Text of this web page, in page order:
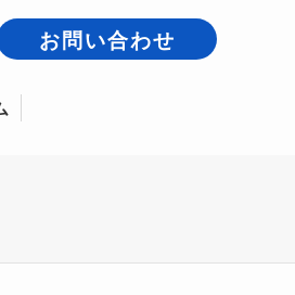
お問い合わせ